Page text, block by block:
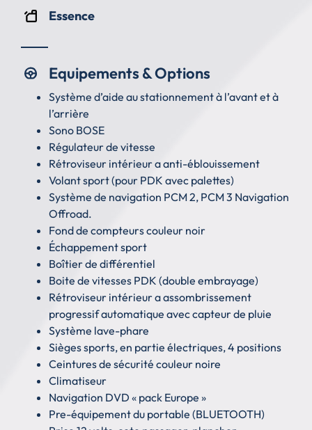
Essence
Equipements & Options
Système d’aide au stationnement à l’avant et à
l’arrière
Sono BOSE
Régulateur de vitesse
Rétroviseur intérieur a anti-éblouissement
Volant sport (pour PDK avec palettes)
Système de navigation PCM 2, PCM 3 Navigation
Offroad.
Fond de compteurs couleur noir
Échappement sport
Boîtier de différentiel
Boite de vitesses PDK (double embrayage)
Rétroviseur intérieur a assombrissement
progressif automatique avec capteur de pluie
Système lave-phare
Sièges sports, en partie électriques, 4 positions
Ceintures de sécurité couleur noire
Climatiseur
Navigation DVD « pack Europe »
Pre-équipement du portable (BLUETOOTH)